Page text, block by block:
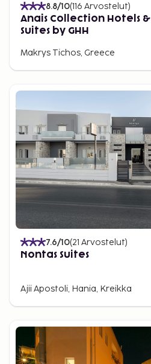
8.8/10(116 Arvostelut)
Anais Collection Hotels &
Suites by GHH
Makrys Tichos, Greece
7.6/10(21 Arvostelut)
Nontas Suites
Ajii Apostoli, Hania, Kreikka